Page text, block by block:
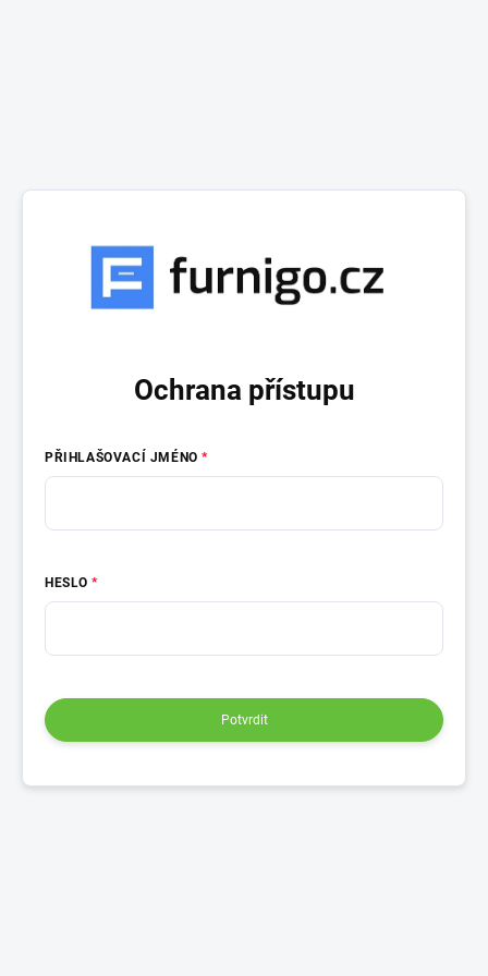
Ochrana přístupu
PŘIHLAŠOVACÍ JMÉNO
HESLO
Potvrdit